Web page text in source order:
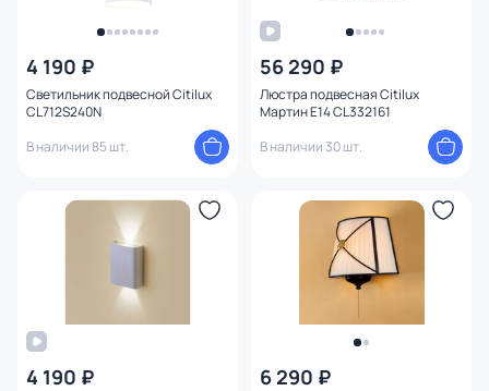
4 190 ₽
Светильник подвесной Citilux
CL712S240N
В наличии 85 шт.
56 290 ₽
Люстра подвесная Citilux
Мартин E14 CL332161
В наличии 30 шт.
4 190 ₽ 6 290 ₽